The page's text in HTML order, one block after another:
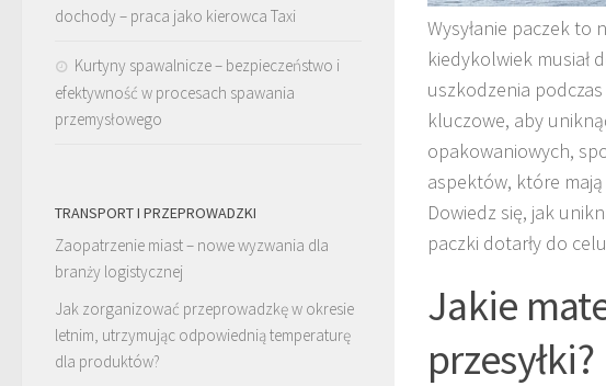
Wysyłanie paczek
kiedykolwiek musiał
uszkodzenia
kluczowe, aby
opakowaniowych,
aspektów, które
Dowiedz się, jak
paczki dotarły do
Jakie
przesyłki?
dochody – praca jako kierowca Taxi
Kurtyny spawalnicze – bezpieczeństwo i
efektywność w procesach spawania
przemysłowego
TRANSPORT I PRZEPROWADZKI
Zaopatrzenie miast – nowe wyzwania dla
branży logistycznej
Jak zorganizować przeprowadzkę w okresie
letnim, utrzymując odpowiednią temperaturę
dla produktów?